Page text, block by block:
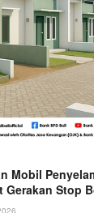
Mobil
Gerakan Stop